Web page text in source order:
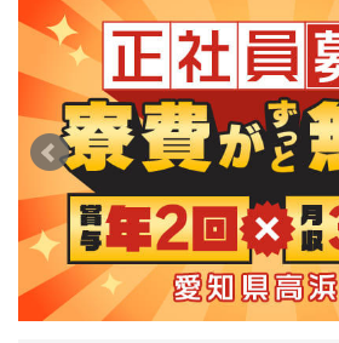
愛知県
三重県
岐阜県
静岡県
関西エリア
滋賀県
京都府
大阪府
兵庫県
奈良県
和歌山県
関東エリア
茨城県